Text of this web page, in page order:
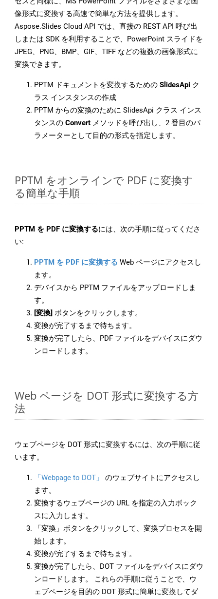
像形式に変換する高速で簡単な方法を提供します。
Aspose.Slides Cloud API では、直接の REST API 呼び出
しまたは SDK を利用することで、PowerPoint スライドを
JPEG、PNG、BMP、GIF、TIFF などの複数の画像形式に
変換できます。
PPTM ドキュメントを変換するための SlidesApi ク
ラス インスタンスの作成
PPTM からの変換のために SlidesApi クラス インス
タンスの Convert メソッドを呼び出し、2 番目のパ
ラメーターとして目的の形式を指定します。
PPTM をオンラインで PDF に変換す
る簡単な手順
PPTM を PDF に変換するには、次の手順に従ってくださ
い:
PPTM を PDF に変換する Web ページにアクセスし
ます。
デバイスから PPTM ファイルをアップロードしま
す。
[変換] ボタンをクリックします。
変換が完了するまで待ちます。
変換が完了したら、PDF ファイルをデバイスにダウ
ンロードします。
Web ページを DOT 形式に変換する方
法
ウェブページを DOT 形式に変換するには、次の手順に従
います。
「Webpage to DOT」
のウェブサイトにアクセスし
ます。
変換するウェブページの URL を指定の入力ボック
スに入力します。
「変換」ボタンをクリックして、変換プロセスを開
始します。
変換が完了するまで待ちます。
変換が完了したら、DOT ファイルをデバイスにダウ
ンロードします。 これらの手順に従うことで、ウ
ェブページを目的の DOT 形式に簡単に変換してダ